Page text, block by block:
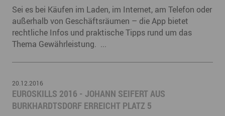
Sei es bei Käufen im Laden, im Internet, am Telefon oder
außerhalb von Geschäftsräumen – die App bietet
rechtliche Infos und praktische Tipps rund um das
Thema Gewährleistung. ...
20.12.2016
EUROSKILLS 2016 - JOHANN SEIFERT AUS
BURKHARDTSDORF ERREICHT PLATZ 5